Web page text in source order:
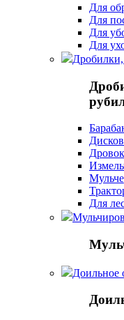
Для
Для
Для
Для
Для
Доильное